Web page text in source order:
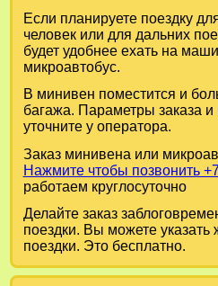
Если планируете поездку
человек или для дальних
будет удобнее ехать на
микроавтобус.
В минивен поместится и
багажа. Параметры заказа
уточните у оператора.
Заказ минивена или
Нажмите чтобы позвонить
работаем круглосуточно
Делайте заказ
поездки. Вы можете
поездки. Это бесплатно.